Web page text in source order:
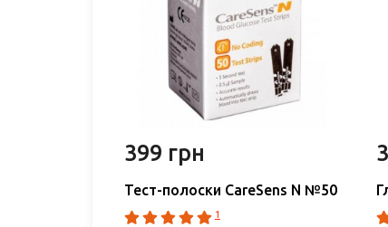
399 грн
Тест-полоски CareSens N №50
1